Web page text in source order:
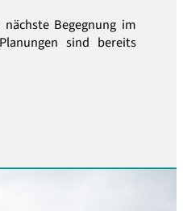
Begegnung im
sind bereits